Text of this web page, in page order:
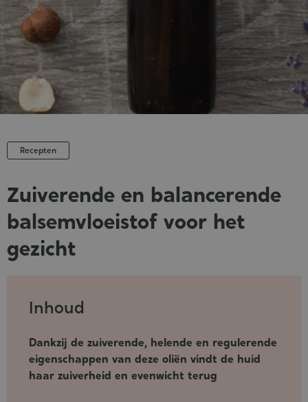
Recepten
Zuiverende en balancerende
balsemvloeistof voor het
gezicht
Inhoud
Dankzij de zuiverende, helende en regulerende
eigenschappen van deze oliën vindt de huid
haar zuiverheid en evenwicht terug